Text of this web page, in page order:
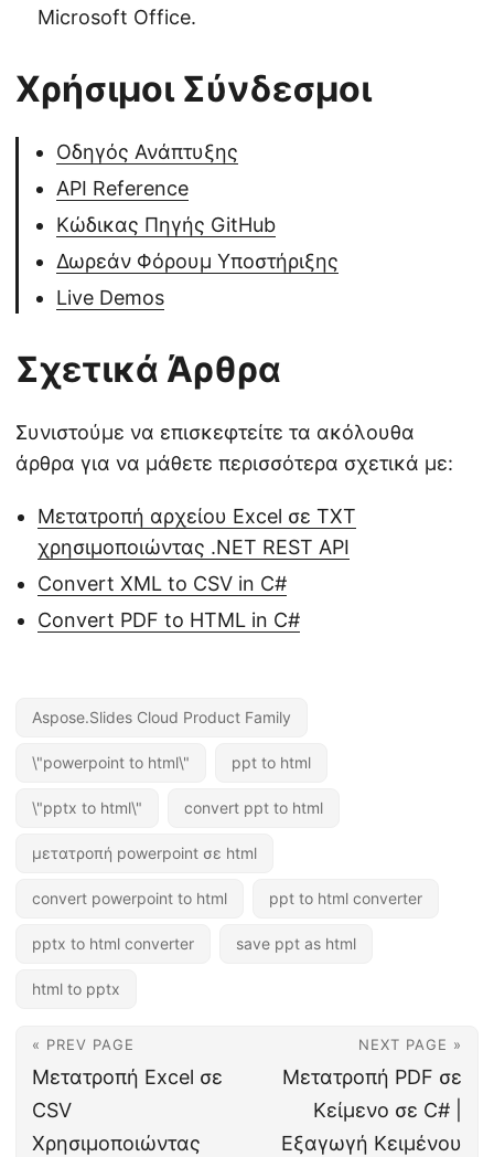
Microsoft Office.
Χρήσιμοι Σύνδεσμοι
Οδηγός Ανάπτυξης
API Reference
Κώδικας Πηγής GitHub
Δωρεάν Φόρουμ Υποστήριξης
Live Demos
Σχετικά Άρθρα
Συνιστούμε να επισκεφτείτε τα ακόλουθα
άρθρα για να μάθετε περισσότερα σχετικά με:
Μετατροπή αρχείου Excel σε TXT
χρησιμοποιώντας .NET REST API
Convert XML to CSV in C#
Convert PDF to HTML in C#
Aspose.Slides Cloud Product Family
\"powerpoint to html\" ppt to html
\"pptx to html\" convert ppt to html
μετατροπή powerpoint σε html
convert powerpoint to html ppt to html converter
pptx to html converter save ppt as html
html to pptx
« PREV PAGE
Μετατροπή Excel σε
CSV
Χρησιμοποιώντας
NEXT PAGE »
Μετατροπή PDF σε
Κείμενο σε C# |
Εξαγωγή Κειμένου